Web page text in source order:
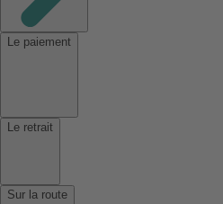
Le paiement
Le retrait
Sur la route